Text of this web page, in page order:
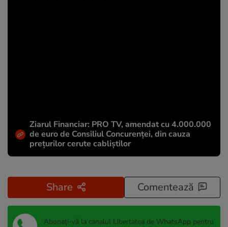
Ziarul Financiar: PRO TV, amendat cu 4.000.000
de euro de Consiliul Concurenței, din cauza
prețurilor cerute cabliștilor
Share Comentează
Abonați-vă la canalul Libertatea de WhatsApp pentru